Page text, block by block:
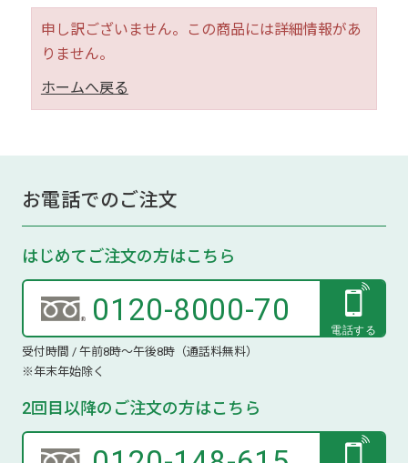
申し訳ございません。この商品には詳細情報があ
りません。
ホームへ戻る
お電話でのご注文
はじめてご注文の方はこちら
0120-8000-70
受付時間 / 午前8時～午後8時（通話料無料）
※年末年始除く
2回目以降のご注文の方はこちら